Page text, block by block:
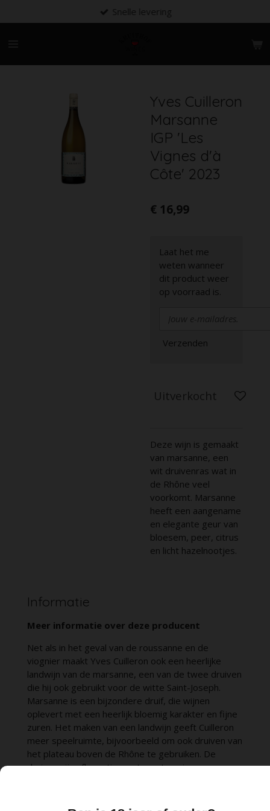
direct
hoofdinhoud
Snelle levering
Yves Cuilleron
Marsanne
IGP 'Les
Vignes d'à
Côte' 2023
€ 16,99
Laat het me
weten wanneer
dit product weer
op voorraad is.
Verzenden
Uitverkocht
Deze wijn is gemaakt
van marsanne, een
wit druivenras wat in
de Rhône veel
voorkomt. Marsanne
heeft een aangename
en elegante geur van
bloesem, peer, citrus
en licht hazelnootjes.
Informatie
Meer informatie over deze producent
Net als in het geval van de roussanne en de
viognier maakt Yves Cuilleron ook een heerlijke
landwijn van de marsanne, een van de twee druiven
die hij ook gebruikt voor de witte Saint-Joseph.
Marsanne is een bijzondere druif, die wijnen
oplevert met een heerlijk bloemig karakter en fijne
zuren. Het maken van een landwijn geeft Cuilleron
meer speelruimte, bijvoorbeeld om ook druiven van
het plateau boven de Rhône te gebruiken. De
druiven zijn afkomstig van twee terroirs: van
mogelijke manier, zonder het gebruik van